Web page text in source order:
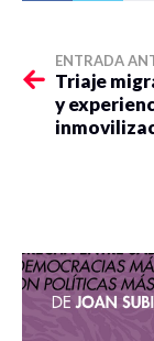
ENTRADA
Triaje
y